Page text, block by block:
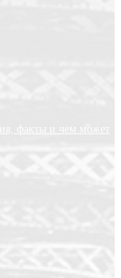
факты и чем может